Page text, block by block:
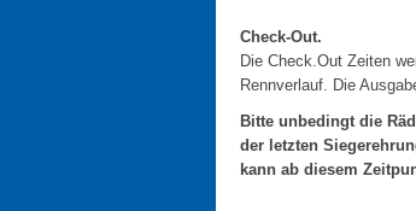
Check-Out.
Die Check.Out Zeiten
Rennverlauf. Die
Bitte unbedingt die
der letzten
kann ab diesem